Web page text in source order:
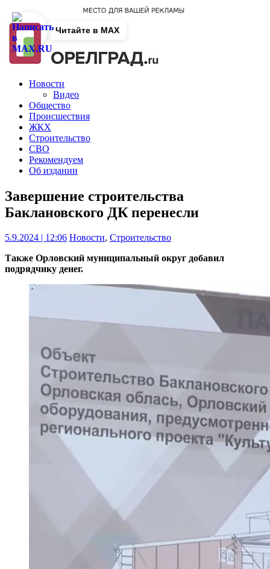
Новости
Видео
Общество
Происшествия
ЖКХ
Строительство
СВО
Рекомендуем
Об издании
Завершение строительства
Баклановского ДК перенесли
5.9.2024 | 12:06 Новости, Строительство
Также Орловский муниципальный округ добавил
подрядчику денег.
Читайте в MAX